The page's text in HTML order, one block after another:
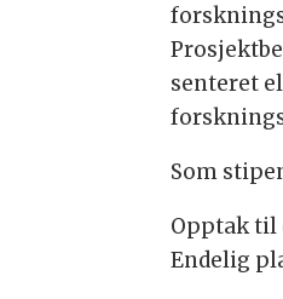
senteret
Som
Opptak
Endelig